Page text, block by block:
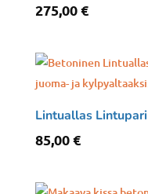
275,00€
Lintuallas Lintupari
85,00€